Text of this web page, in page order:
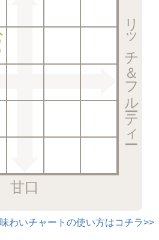
リッチ＆フルーティー
甘口
わいチャートの使い方はコチラ>>